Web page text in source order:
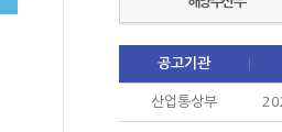
공고기관
산업통상부